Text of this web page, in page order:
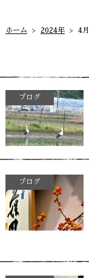
ホーム 2024年 4月
ブログ
ブログ